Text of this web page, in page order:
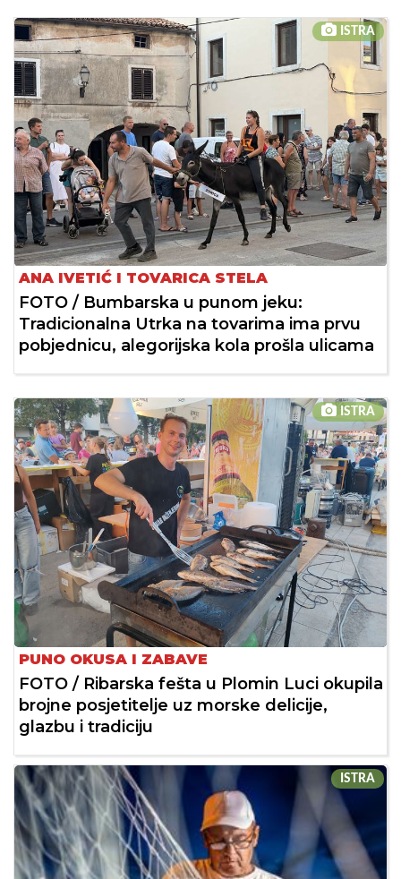
ISTRA
ANA IVETIĆ I TOVARICA STELA
FOTO / Bumbarska u punom jeku:
Tradicionalna Utrka na tovarima ima prvu
pobjednicu, alegorijska kola prošla ulicama
ISTRA
PUNO OKUSA I ZABAVE
FOTO / Ribarska fešta u Plomin Luci okupila
brojne posjetitelje uz morske delicije,
glazbu i tradiciju
ISTRA